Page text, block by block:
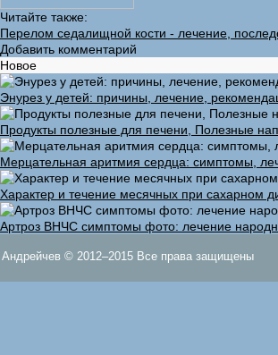
Читайте также:
Перелом седалищной кости - лечение,
Добавить комментарий
Новое
Энурез у детей: причины, лечение,
Продукты полезные для печени, Полезные
Мерцательная аритмия сердца: симптомы,
Характер и течение месячных при сахарном
Артроз ВНЧС симптомы фото: лечение
Андрейчев © 2012–2015 Все права защищены